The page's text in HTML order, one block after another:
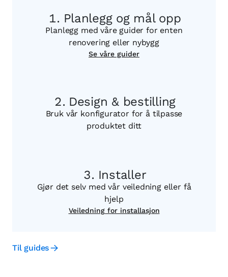
Planlegg og mål opp
Planlegg med våre guider for enten
renovering eller nybygg
Se våre guider
Design & bestilling
Bruk vår konfigurator for å tilpasse
produktet ditt
Installer
Gjør det selv med vår veiledning eller få
hjelp
Veiledning for installasjon
Til guides